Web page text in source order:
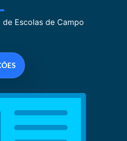
Escolas de Campo